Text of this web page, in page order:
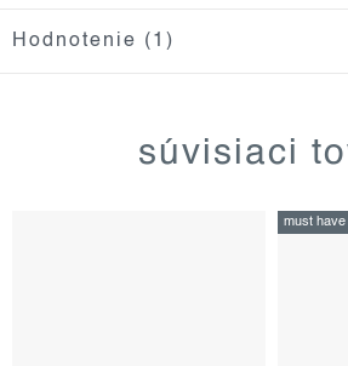
Hodnotenie (1)
súvisiaci
must have